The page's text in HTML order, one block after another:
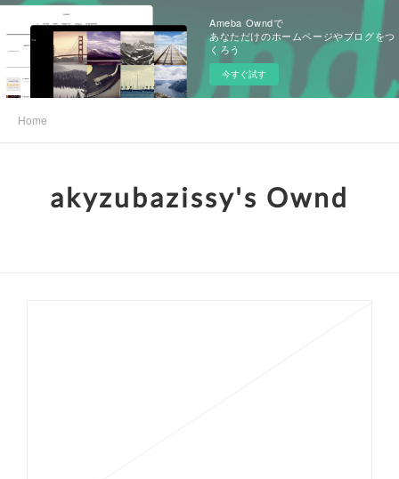
Ameba Owndで
あなただけのホームページやブログをつ
くろう
今すぐ試す
Home
akyzubazissy's Ownd